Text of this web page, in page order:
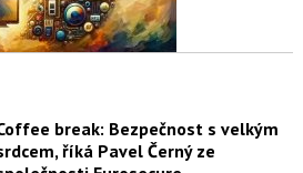
break: Bezpečnost s velkým
říká Pavel Černý ze